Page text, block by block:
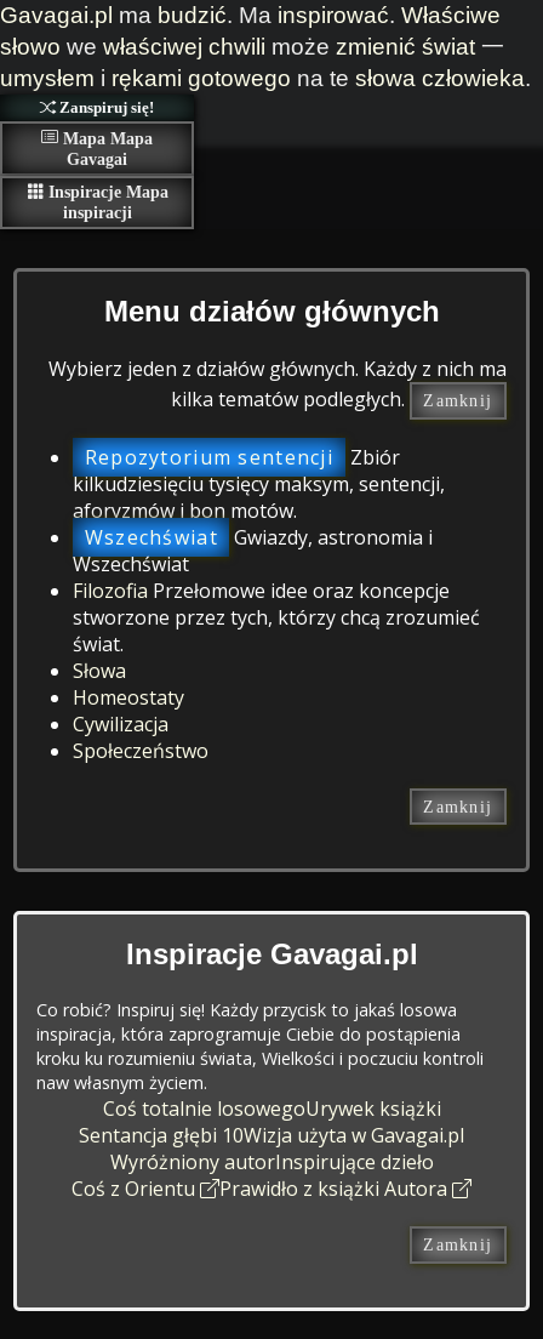
Gavagai.pl ma budzić. Ma inspirować. Właściwe
słowo we właściwej chwili może zmienić świat 一
umysłem i rękami gotowego na te słowa człowieka.
Zanspiruj się!
Mapa Mapa
Gavagai
Inspiracje Mapa
inspiracji
Menu działów głównych
Wybierz jeden z działów głównych. Każdy z nich ma
kilka tematów podległych.
Zamknij
Repozytorium sentencji
Zbiór
kilkudziesięciu tysięcy maksym, sentencji,
aforyzmów i bon motów.
Wszechświat Gwiazdy, astronomia i
Wszechświat
Filozofia Przełomowe idee oraz koncepcje
stworzone przez tych, którzy chcą zrozumieć
świat.
Słowa
Homeostaty
Cywilizacja
Społeczeństwo
Zamknij
Inspiracje Gavagai.pl
Co robić? Inspiruj się! Każdy przycisk to jakaś losowa
inspiracja, która zaprogramuje Ciebie do postąpienia
kroku ku rozumieniu świata, Wielkości i poczuciu kontroli
naw własnym życiem.
Coś totalnie losowegoUrywek książki
Sentancja głębi 10Wizja użyta w Gavagai.pl
Wyróżniony autorInspirujące dzieło
Coś z Orientu
Prawidło z książki Autora
Zamknij